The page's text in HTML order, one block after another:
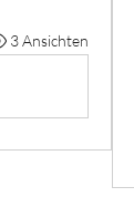
3 Ansichten